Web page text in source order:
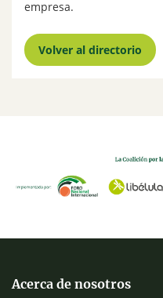
empresa.
Volver al directorio
Acerca de nosotros